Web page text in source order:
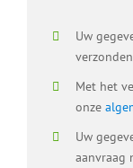
Uw
Met het
onze
Uw
aanvraag